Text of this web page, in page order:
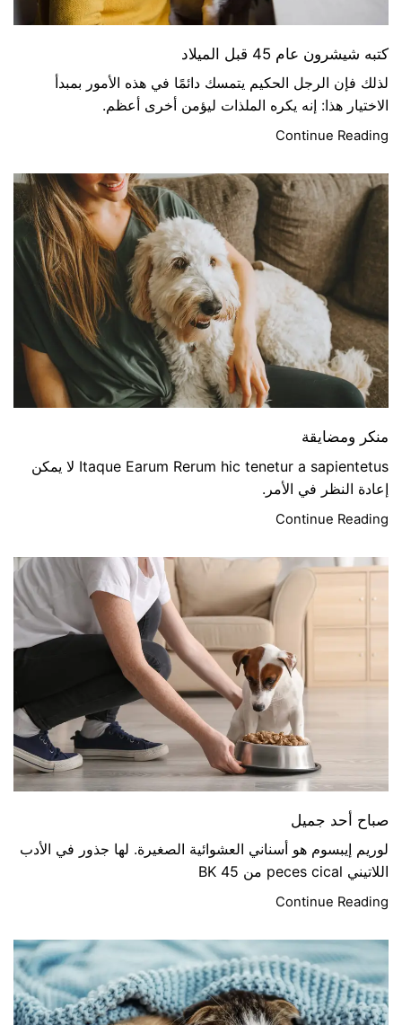
كتبه شيشرون عام 45 قبل الميلاد
لذلك فإن الرجل الحكيم يتمسك دائمًا في هذه الأمور بمبدأ
الاختيار هذا: إنه يكره الملذات ليؤمن أخرى أعظم.
Continue Reading
منكر ومضايقة
Itaque Earum Rerum hic tenetur a sapientetus لا يمكن
إعادة النظر في الأمر.
Continue Reading
صباح أحد جميل
لوريم إيبسوم هو أسناني العشوائية الصغيرة. لها جذور في الأدب
اللاتيني peces cical من 45 BK
Continue Reading